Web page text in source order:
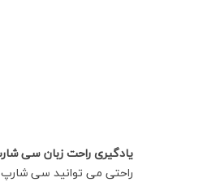
یادگیری راحت زبان سی
راحتی می توانید سی شارپ